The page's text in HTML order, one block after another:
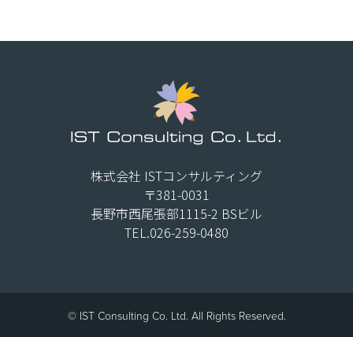
株式会社 ISTコンサルティング
〒381-0031
長野市西尾張部1115-2 BSビル
TEL.026-259-0480
© IST Consulting Co. Ltd. All Rights Reserved.